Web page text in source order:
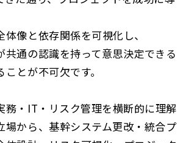
像と依存関係を可視化し、
共通の認識を持って意思決定できる
とが不可欠です。
務・IT・リスク管理を横断的に理解
場から、基幹システム更改・統合プ